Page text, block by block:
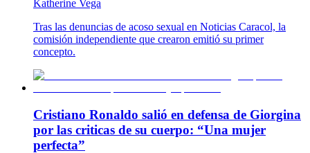
Katherine Vega
Tras las denuncias de acoso sexual en Noticias Caracol, la
comisión independiente que crearon emitió su primer
concepto.
Cristiano Ronaldo salió en defensa de Giorgina
por las criticas de su cuerpo: “Una mujer
perfecta”